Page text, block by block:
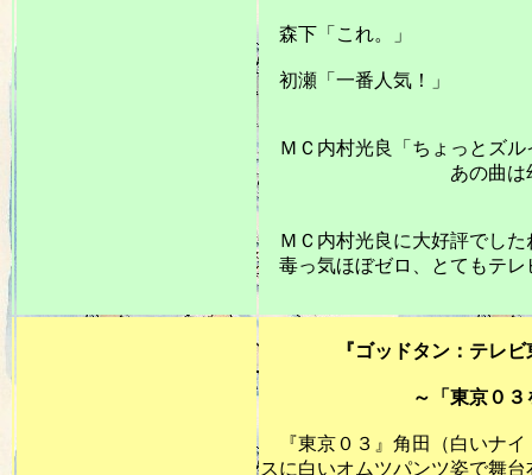
森下「これ。」
初瀬「一番人気！」
ＭＣ内村光良「ちょっとズル
あの曲は幼い時から染
ＭＣ内村光良に大好評でした
毒っ気ほぼゼロ、とてもテレ
『ゴッドタン：テレビ東
～「東京０３をアップ
『東京０３』角田（白いナイ
スに白いオムツパンツ姿で舞